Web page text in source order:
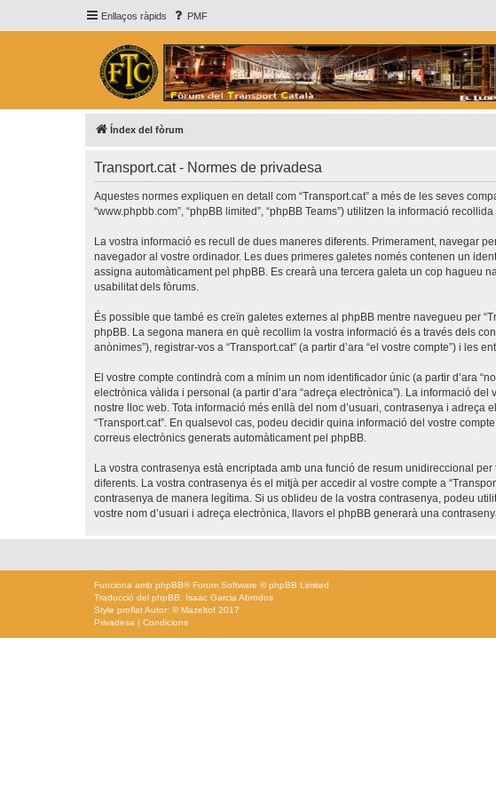
Enllaços ràpids PMF
Índex del fòrum
Transport.cat - Normes de privadesa
Aquestes normes expliquen en detall com “Transport.cat” a més de les seves
“www.phpbb.com”, “phpBB limited”, “phpBB Teams”) utilitzen la informació
La vostra informació es recull de dues maneres diferents. Primerament, navegar
navegador al vostre ordinador. Les dues primeres galetes només contenen un
assigna automàticament pel phpBB. Es crearà una tercera galeta un cop hagueu
usabilitat dels fòrums.
És possible que també es creïn galetes externes al phpBB mentre navegueu per
phpBB. La segona manera en què recollim la vostra informació és a través dels
anònimes”), registrar-vos a “Transport.cat” (a partir d’ara “el vostre compte”) i les
El vostre compte contindrà com a mínim un nom identificador únic (a partir d’ara
electrònica vàlida i personal (a partir d’ara “adreça electrònica”). La informació
nostre lloc web. Tota informació més enllà del nom d’usuari, contrasenya i
“Transport.cat”. En qualsevol cas, podeu decidir quina informació del vostre
correus electrònics generats automàticament pel phpBB.
La vostra contrasenya està encriptada amb una funció de resum unidireccional
diferents. La vostra contrasenya és el mitjà per accedir al vostre compte a
contrasenya de manera legítima. Si us oblideu de la vostra contrasenya, podeu
vostre nom d’usuari i adreça electrònica, llavors el phpBB generarà una
Funciona amb phpBB® Forum Software © phpBB Limited
Traducció del phpBB: Isaac Garcia Abrodos
Style proflatAutor: ©Mazeltof 2017
Privadesa | Condicions